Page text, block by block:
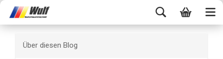
Über diesen Blog